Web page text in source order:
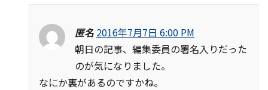
匿名 2016年7月7日 6:00 PM
朝日の記事、編集委員の署名入りだった
のが気になりました。
なにか裏があるのですかね。